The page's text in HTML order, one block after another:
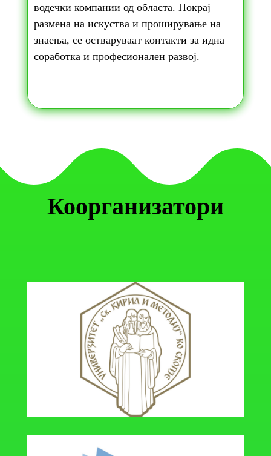
водечки компании од областа. Покрај
размена на искуства и проширување на
знаења, се остваруваат контакти за идна
соработка и професионален развој.
Коорганизатори